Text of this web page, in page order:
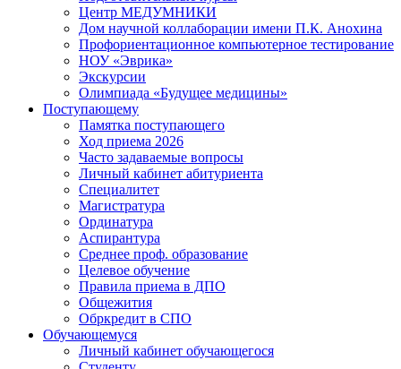
Центр МЕДУМНИКИ
Дом научной коллаборации имени П.К. Анохина
Профориентационное компьютерное тестирование
НОУ «Эврика»
Экскурсии
Олимпиада «Будущее медицины»
Поступающему
Памятка поступающего
Ход приема 2026
Часто задаваемые вопросы
Личный кабинет абитуриента
Специалитет
Магистратура
Ординатура
Аспирантура
Среднее проф. образование
Целевое обучение
Правила приема в ДПО
Общежития
Обркредит в СПО
Обучающемуся
Личный кабинет обучающегося